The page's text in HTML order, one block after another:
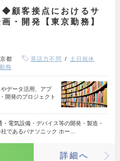
◆顧客接点におけるサ
・開発【東京勤務】
都 英語力不問
土日祝休
務
やデータ活用、アプ
開発のプロジェクト
電気設備・デバイス等の開発・製造・
であるパナソニック ホー…
詳細へ